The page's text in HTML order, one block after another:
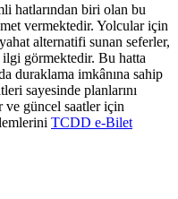
hatlarından biri olan bu
vermektedir. Yolcular için
alternatifi sunan seferler,
ilgi görmektedir. Bu hatta
duraklama imkânına sahip
sayesinde planlarını
ve güncel saatler için
TCDD e-Bilet